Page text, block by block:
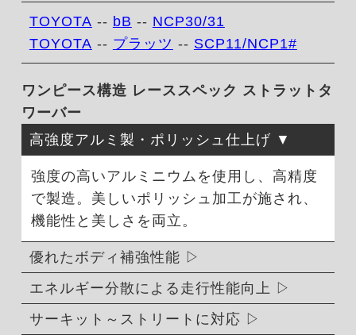
TOYOTA -- bB -- NCP30/31
TOYOTA -- プラッツ -- SCP11/NCP1#
ワンピース構造 レーススペック ストラットタ
ワーバー
高強度アルミ製・ポリッシュ仕上げ
強度の高いアルミニウムを使用し、高精度
で製造。美しいポリッシュ加工が施され、
機能性と美しさを両立。
優れたボディ補強性能
エネルギー分散による走行性能向上
サーキット～ストリートに対応